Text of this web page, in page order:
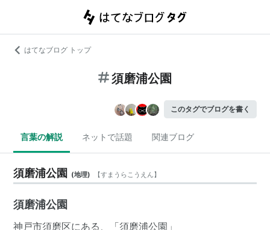
はてなブログ トップ
須磨浦公園
このタグでブログを書く
言葉の解説 ネットで話題 関連ブログ
須磨浦公園 (地理) 【すまうらこうえん】
須磨浦公園
神戸市須磨区にある、「須磨浦公園 」